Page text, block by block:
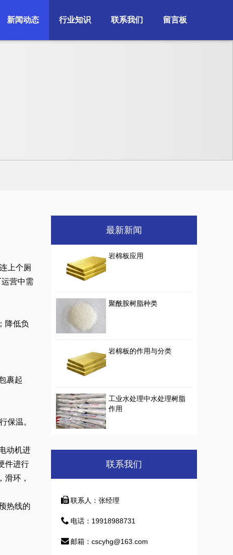
新闻动态 行业知识 联系我们 留言板
上个厕
运营中需
降低负
裹起
保温。
动机进
件进行
环，
热线的
最新新闻
岩棉板应用
聚酰胺树脂种类
岩棉板的作用与分类
工业水处理中水处理树脂
作用
联系我们
联系人：张经理
电话：19918988731
邮箱：cscyhg@163.com